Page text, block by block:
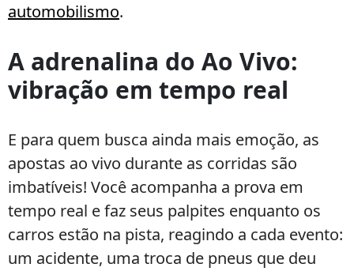
automobilismo.
A adrenalina do Ao Vivo:
vibração em tempo real
E para quem busca ainda mais emoção, as
apostas ao vivo durante as corridas são
imbatíveis! Você acompanha a prova em
tempo real e faz seus palpites enquanto os
carros estão na pista, reagindo a cada evento:
um acidente, uma troca de pneus que deu